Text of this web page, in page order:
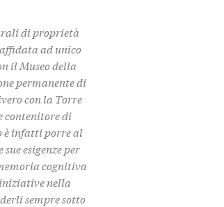
di proprietà
ad unico
il Museo della
permanente di
con la Torre
contenitore di
è infatti porre al
esigenze per
cognitiva
nella
sempre sotto